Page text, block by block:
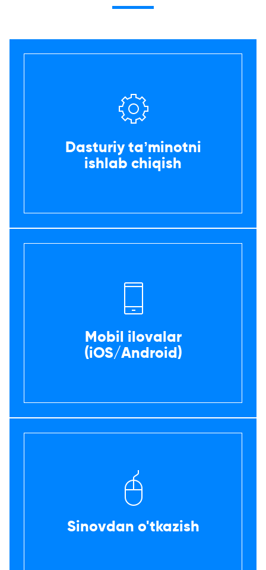
Dasturiy taʼminotni
ishlab chiqish
Mobil ilovalar
(iOS/Android)
Sinovdan o'tkazish